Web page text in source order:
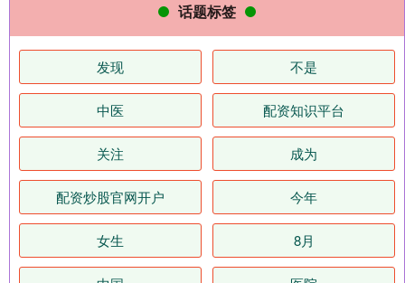
话题标签
发现 不是
中医 配资知识平台
关注 成为
配资炒股官网开户 今年
女生 8月